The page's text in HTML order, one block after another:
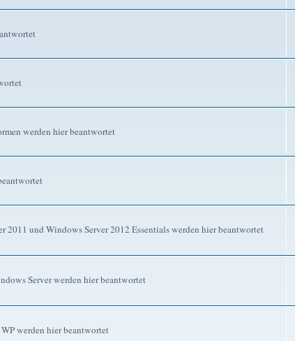
werden hier beantwortet
und Windows Server 2012 Essentials werden hier beantwortet
Server werden hier beantwortet
werden hier beantwortet